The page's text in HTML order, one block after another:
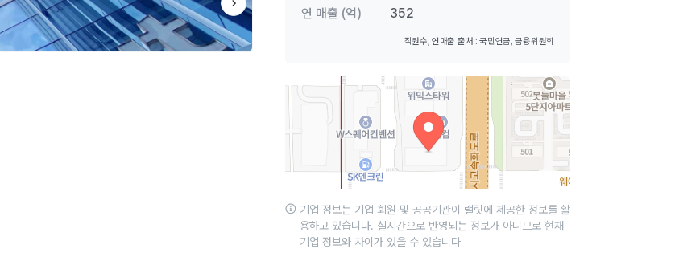
연 매출 (억) 352
직원수, 연매출 출처 : 국민연금, 금융위원회
기업 정보는 기업 회원 및 공공기관이 랠릿에 제공한 정보를 활
용하고 있습니다. 실시간으로 반영되는 정보가 아니므로 현재
기업 정보와 차이가 있을 수 있습니다